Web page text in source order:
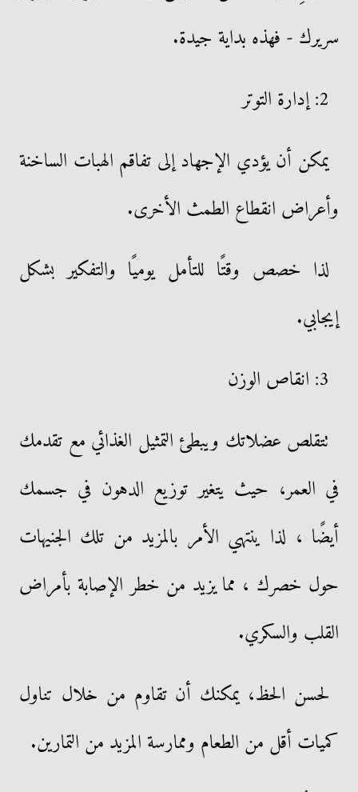
سريرك - فهذه بداية جيدة.
2: إدارة التوتر
يمكن أن يؤدي الإجهاد إلى تفاقم الهبات الساخنة
وأعراض انقطاع الطمث الأخرى.
لذا خصص وقتًا للتأمل يوميًا والتفكير بشكل
إيجابي.
3: انقاص الوزن
تتقلص عضلاتك ويبطئ التمثيل الغذائي مع تقدمك
في العمر، حيث يتغير توزيع الدهون في جسمك
أيضًا ، لذا ينتهي الأمر بالمزيد من تلك الجنيهات
حول خصرك ، مما يزيد من خطر الإصابة بأمراض
القلب والسكري.
لحسن الحظ، يمكنك أن تقاوم من خلال تناول
كميات أقل من الطعام وممارسة المزيد من التمارين.